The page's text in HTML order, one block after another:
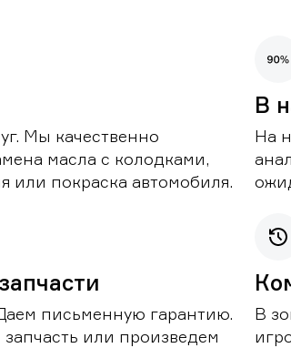
Мы качественно
масла с колодками,
или покраска автомобиля.
В
На
письменную гарантию.
или произведем
В